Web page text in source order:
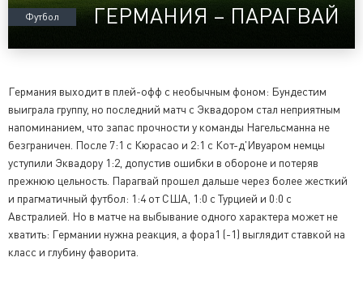
Футбол ГЕРМАНИЯ – ПАРАГВАЙ
Германия выходит в плей-офф с необычным фоном: Бундестим
выиграла группу, но последний матч с Эквадором стал неприятным
напоминанием, что запас прочности у команды Нагельсманна не
безграничен. После 7:1 с Кюрасао и 2:1 с Кот-д'Ивуаром немцы
уступили Эквадору 1:2, допустив ошибки в обороне и потеряв
прежнюю цельность. Парагвай прошел дальше через более жесткий
и прагматичный футбол: 1:4 от США, 1:0 с Турцией и 0:0 с
Австралией. Но в матче на выбывание одного характера может не
хватить: Германии нужна реакция, а фора1 (-1) выглядит ставкой на
класс и глубину фаворита.